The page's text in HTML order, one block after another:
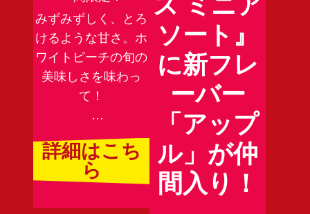
みずみずしく、とろ
けるような甘さ。ホ
ワイトピーチの旬の
美味しさを味わっ
て！
※切り替え時期は店
舗によって異なりま
す。悪しからずご了
詳細はこち
ら
ソート』
に新フレ
ーバー
「アップ
ル」が仲
間入り！